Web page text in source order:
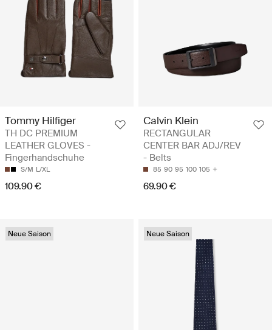
Tommy Hilfiger
TH DC PREMIUM
LEATHER GLOVES -
Fingerhandschuhe
S/M L/XL
109.90 €
Calvin Klein
RECTANGULAR
CENTER BAR ADJ/REV
- Belts
85 90 95 100 105
69.90 €
Neue Saison Neue Saison